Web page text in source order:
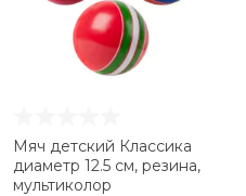
Мяч детский Классика
диаметр 12.5 см, резина,
мультиколор